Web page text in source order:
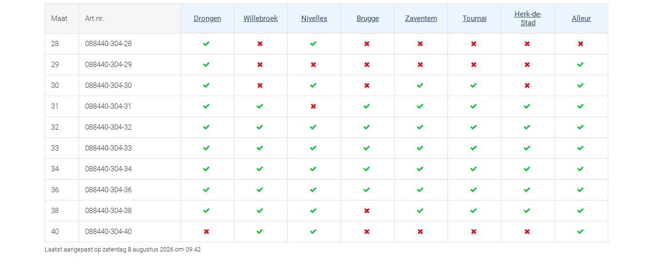
Maat Art.nr. Drongen Willebroek Nivelles Brugge Zaventem Tournai
Herk-de-
Stad
Alleur
28 088440-304-28
29 088440-304-29
30 088440-304-30
31 088440-304-31
32 088440-304-32
33 088440-304-33
34 088440-304-34
36 088440-304-36
38 088440-304-38
40 088440-304-40
Laatst aangepast op zaterdag 8 augustus 2026 om 09:42